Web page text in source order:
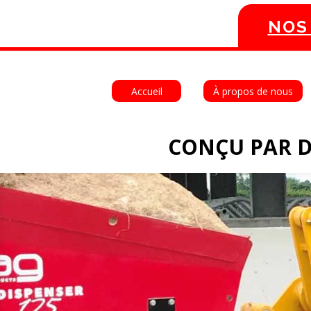
Accueil À propos de nous
CONÇU PAR
[/db_pb_slide][/db_pb_slide]